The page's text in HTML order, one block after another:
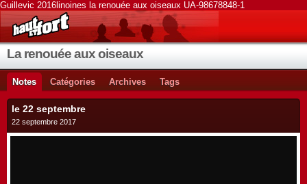
Guillevic 2016linoines la renouée aux oiseaux UA-98678848-1
La renouée aux oiseaux
Notes Catégories Archives Tags
le 22 septembre
22 septembre 2017